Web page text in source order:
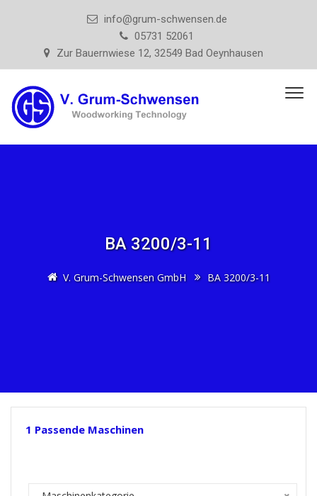
info@grum-schwensen.de
05731 52061
Zur Bauernwiese 12, 32549 Bad Oeynhausen
BA 3200/3-11
V. Grum-Schwensen GmbH BA 3200/3-11
1 Passende Maschinen